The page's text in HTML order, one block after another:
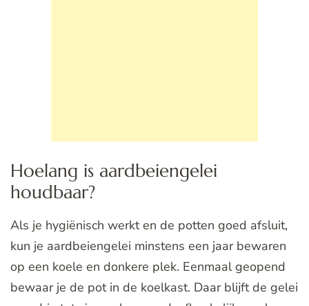
Hoelang is aardbeiengelei
houdbaar?
Als je hygiënisch werkt en de potten goed afsluit,
kun je aardbeiengelei minstens een jaar bewaren
op een koele en donkere plek. Eenmaal geopend
bewaar je de pot in de koelkast. Daar blijft de gelei